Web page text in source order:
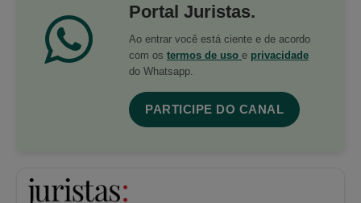
Portal Juristas.
Ao entrar você está ciente e de acordo
com os termos de uso e privacidade
do Whatsapp.
PARTICIPE DO CANAL